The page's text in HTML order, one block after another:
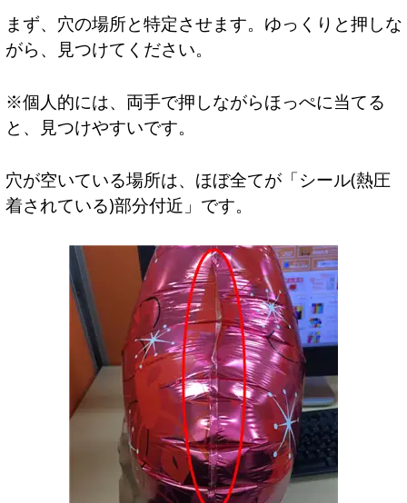
まず、穴の場所と特定させます。ゆっくりと押しな
がら、見つけてください。
※個人的には、両手で押しながらほっぺに当てる
と、見つけやすいです。
穴が空いている場所は、ほぼ全てが「シール(熱圧
着されている)部分付近」です。